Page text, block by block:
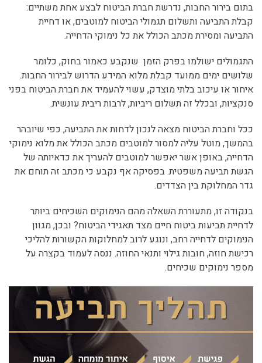
בתום בירור החבות, נדרשת חברת הביטוח לבצע אחת משתיים:
קבלת התביעה ותשלום תגמולי הביטוח למוטבים, או דחיית
התביעה ומסירת מכתב הכולל את כל נימוקי הדחייה.
התגמולים ישולמו בפרק הזמן שנקבע כאמור בחוק, כלומר
שלושים ימים ממועד קבלת מלוא המידע הדרוש לבירור החבות.
איחור או עיכוב בלתי מוצדק, עשוי להעמיד את חברת הביטוח בפני
סנקציות, ובכלל זה תשלום ריביות, לרבות ריבית עונשית.
ככל וחברת הביטוח מצאה לנכון לדחות את התביעה, כפי שיובהר
בהמשך, מוטל עליה למסור למוטבים מכתב הכולל את מלוא נימוקי
הדחייה, באופן אשר יאפשר למוטבים להעריך את כדאיותה של
הגשת תביעה משפטית. בפסיקה אף נקבע כי מכתב זה תוחם את
גדר המחלוקת בין הצדדים.
בנקודה זו, מתעוררת השאלה מהם הנימוקים השכיחים ביותר
לדחיית תביעות ביטוח חיים מצד תאגידי הביטוח? ובכן, מגוון
הנימוקים לדחייה רחב, ונוגע לרוב למחלוקות הקשורות להליכי
רכישת חוזה, חובות גילוי ותנאי החוזה. ננסה לעמוד בקצרה על
מספר נימוקים שכיחים.